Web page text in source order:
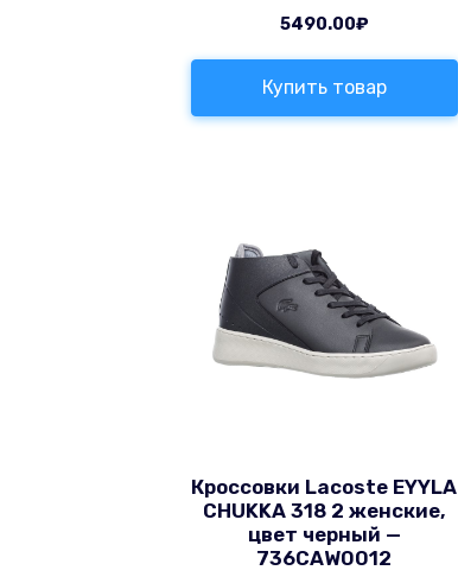
5490.00₽
Купить товар
Кроссовки Lacoste EYYLA
CHUKKA 318 2 женские,
цвет черный —
736CAW0012